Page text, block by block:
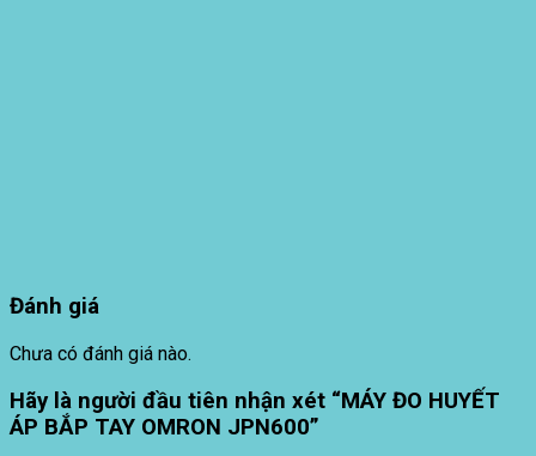
Đánh giá
Chưa có đánh giá nào.
Hãy là người đầu tiên nhận xét “MÁY ĐO HUYẾT
ÁP BẮP TAY OMRON JPN600”